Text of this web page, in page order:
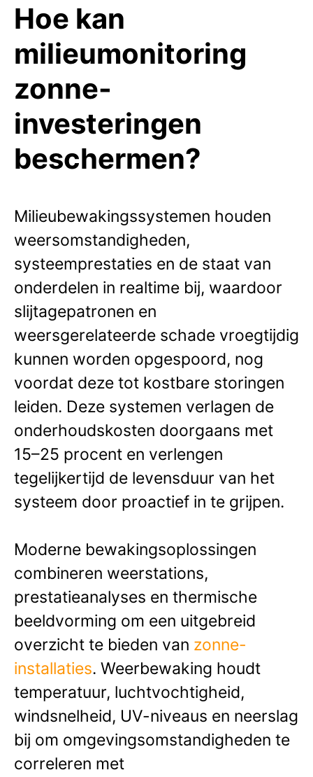
Hoe kan
milieumonitoring
zonne-
investeringen
beschermen?
Milieubewakingssystemen houden
weersomstandigheden,
systeemprestaties en de staat van
onderdelen in realtime bij, waardoor
slijtagepatronen en
weersgerelateerde schade vroegtijdig
kunnen worden opgespoord, nog
voordat deze tot kostbare storingen
leiden. Deze systemen verlagen de
onderhoudskosten doorgaans met
15–25 procent en verlengen
tegelijkertijd de levensduur van het
systeem door proactief in te grijpen.
Moderne bewakingsoplossingen
combineren weerstations,
prestatieanalyses en thermische
beeldvorming om een ​​uitgebreid
overzicht te bieden van zonne-
installaties. Weerbewaking houdt
temperatuur, luchtvochtigheid,
windsnelheid, UV-niveaus en neerslag
bij om omgevingsomstandigheden te
correleren met